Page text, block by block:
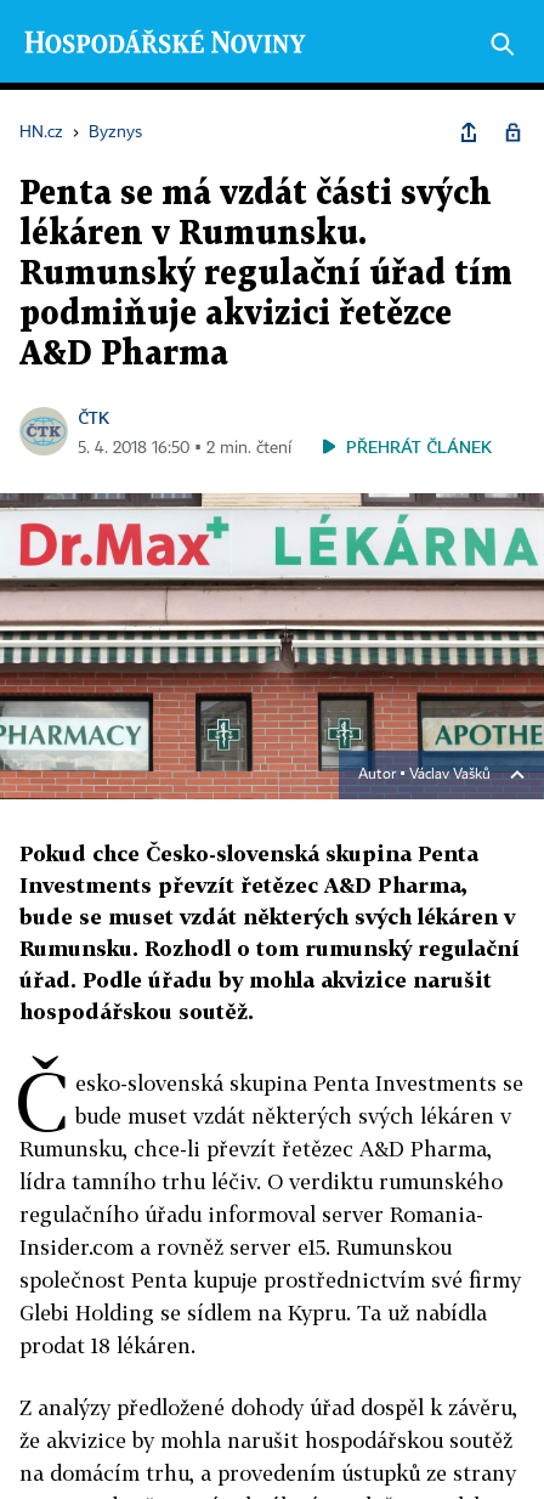
HN.cz › Byznys
Penta se má vzdát části svých
lékáren v Rumunsku.
Rumunský regulační úřad tím
podmiňuje akvizici řetězce
A&D Pharma
ČTK
5. 4. 2018 16:50 ▪ 2 min. čtení PŘEHRÁT ČLÁNEK
Autor ▪Václav Vašků
Pokud chce Česko-slovenská skupina Penta
Investments převzít řetězec A&D Pharma,
bude se muset vzdát některých svých lékáren v
Rumunsku. Rozhodl o tom rumunský regulační
úřad. Podle úřadu by mohla akvizice narušit
hospodářskou soutěž.
Č esko-slovenská skupina Penta Investments se
bude muset vzdát některých svých lékáren v
Rumunsku, chce-li převzít řetězec A&D Pharma,
lídra tamního trhu léčiv. O verdiktu rumunského
regulačního úřadu informoval server Romania-
Insider.com a rovněž server e15. Rumunskou
společnost Penta kupuje prostřednictvím své firmy
Glebi Holding se sídlem na Kypru. Ta už nabídla
prodat 18 lékáren.
Z analýzy předložené dohody úřad dospěl k závěru,
že akvizice by mohla narušit hospodářskou soutěž
na domácím trhu, a provedením ústupků ze strany